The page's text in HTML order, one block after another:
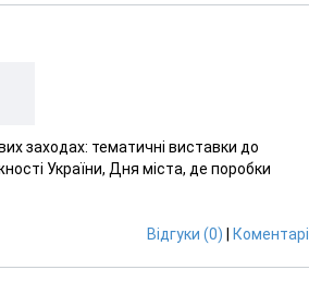
заходах: тематичні виставки до
України, Дня міста, де поробки
Відгуки (0) Коментарі